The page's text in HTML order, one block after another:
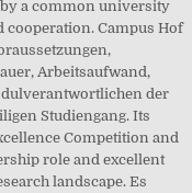
by a common uni­ver­si­ty
Campus Hof
Arbeitsaufwand,
der
Studiengang. Its
Competition and
role and excellent
landscape. Es